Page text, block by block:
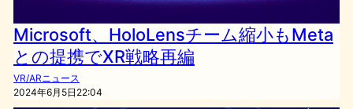
Microsoft、HoloLensチーム縮小もMeta
との提携でXR戦略再編
VR/ARニュース
2024年6月5日22:04